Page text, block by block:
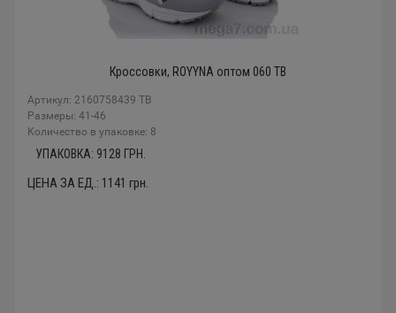
Кроссовки, ROYYNA оптом 060 TВ
Артикул: 2160758439 TВ
Размеры: 41-46
Количество в упаковке: 8
УПАКОВКА: 9128 ГРН.
ЦЕНА ЗА ЕД.: 1141 грн.